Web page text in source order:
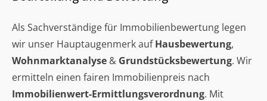
Als Sachverständige für Immobilienbewertung legen
wir unser Hauptaugenmerk aufHausbewertung,
Wohnmarktanalyse & Grundstücksbewertung. Wir
ermitteln einen fairen Immobilienpreis nach
Immobilienwert-Ermittlungsverordnung. Mit